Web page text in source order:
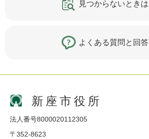
見つからないときは
よくある質問と回答
新座市役所
法人番号8000020112305
〒352-8623